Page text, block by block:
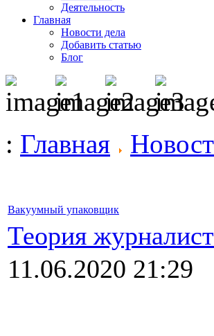
Деятельность
Главная
Новости дела
Добавить статью
Блог
: Главная
Вакуумный упаковщик
Теория
11.06.2020 21:29